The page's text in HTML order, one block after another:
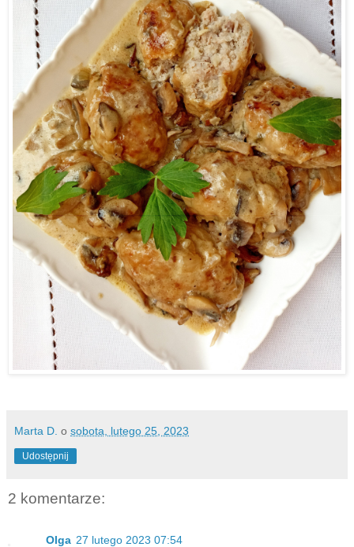
Marta D. o sobota, lutego 25, 2023
Udostępnij
2 komentarze:
Olga 27 lutego 2023 07:54